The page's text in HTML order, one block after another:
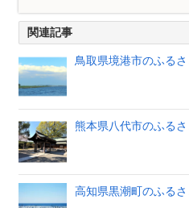
関連記事
鳥取県境港市のふる
熊本県八代市のふる
高知県黒潮町のふる